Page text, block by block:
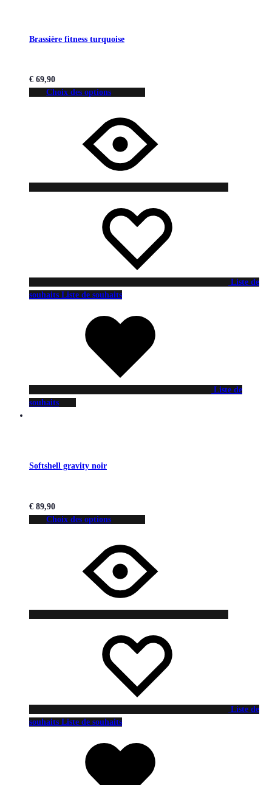
Brassière fitness turquoise
€ 69,90
Choix des options
Liste de
souhaits Liste de souhaits
Liste de
souhaits
Softshell gravity noir
€ 89,90
Choix des options
Liste de
souhaits Liste de souhaits